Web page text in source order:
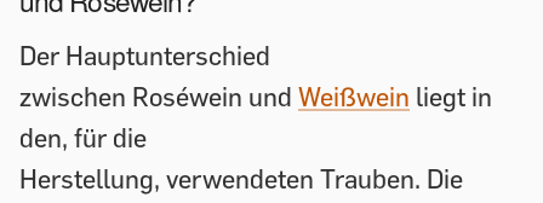
Der Hauptunterschied
zwischen Roséwein und Weißwein liegt in
den, für die
Herstellung, verwendeten Trauben. Die